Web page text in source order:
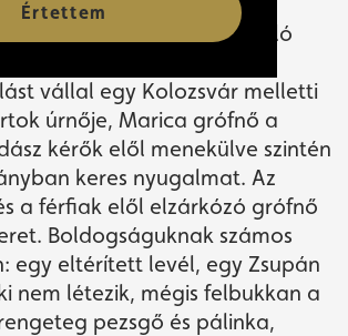
Értettem
mogorva Endrődy Tasziló
vállal egy Kolozsvár melletti
úrnője, Marica grófnő a
kérők elől menekülve szintén
keres nyugalmat. Az
a férfiak elől elzárkózó grófnő
Boldogságuknak számos
egy eltérített levél, egy Zsupán
nem létezik, mégis felbukkan a
pezsgő és pálinka,